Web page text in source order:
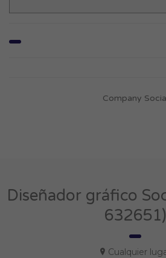
Company
Diseñador gráfico
632651)
Cualquier